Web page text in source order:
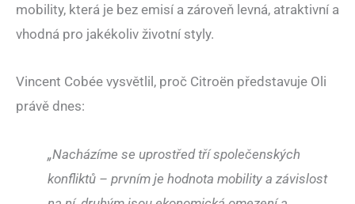
mobility, která je bez emisí a zároveň levná, atraktivní a
vhodná pro jakékoliv životní styly.
Vincent Cobée vysvětlil, proč Citroën představuje Oli
právě dnes:
„Nacházíme se uprostřed tří společenských
konfliktů – prvním je hodnota mobility a závislost